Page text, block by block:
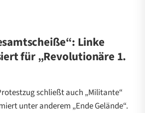
Linke
für „Revolutionäre 1.
schließt auch „Militante“
unter anderem „Ende Gelände“.